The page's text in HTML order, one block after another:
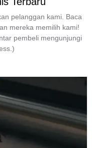
pelanggan kami. Baca
mereka memilih kami!
pembeli mengunjungi